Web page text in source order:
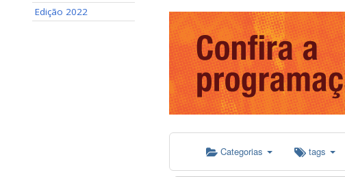
Edição 2022
Categorias tags